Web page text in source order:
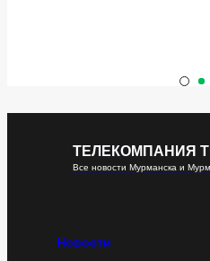
ТЕЛЕКОМПАНИЯ
Все новости Мурманска и
Новости